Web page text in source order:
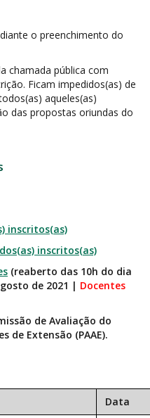
o preenchimento do
chamada pública com
Ficam impedidos(as) de
aqueles(as)
das propostas oriundas do
inscritos(as)
inscritos(as)
(reaberto das 10h do dia
de 2021 | Docentes
de Avaliação do
de Extensão (PAAE).
Data